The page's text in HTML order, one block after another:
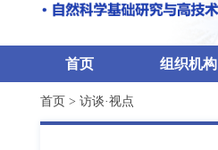
首页 组织机构
首页 > 访谈·视点